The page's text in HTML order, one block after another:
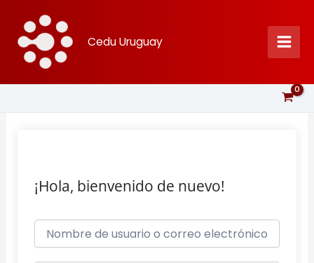
contenido
Cedu Uruguay
¡Hola, bienvenido de nuevo!